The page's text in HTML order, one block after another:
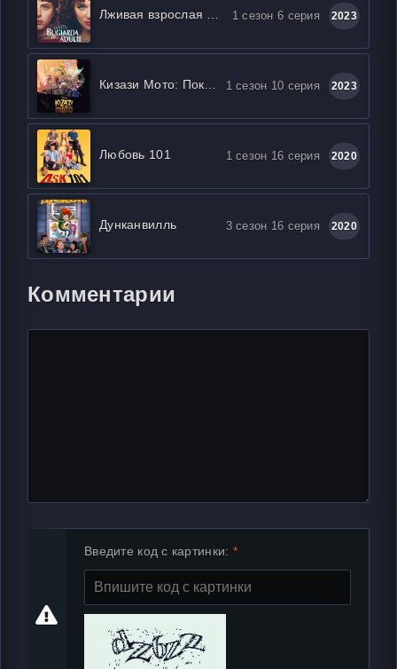
1 сезон 6 серия 2023
1 сезон 10 серия 2023
Любовь 101 1 сезон 16 серия 2020
Дунканвилль 3 сезон 16 серия 2020
Комментарии
Введите код с картинки: